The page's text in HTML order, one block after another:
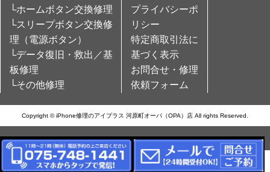
└ホームボタン交換修理
└スリープボタン交換修
理（電源ボタン）
└データ復旧・救出／基
板修理
└その他修理
プライバシーポ
リシー
特定商取引法に
基づく表示
お問合せ・修理
依頼フォーム
Copyright © iPhone修理のアイプラス 河原町オーパ（OPA）店 All rights Reserved.